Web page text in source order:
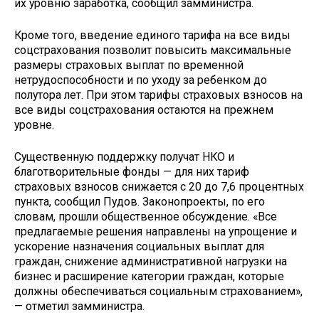
их уровню заработка, сообщил замминистра.
Кроме того, введение единого тарифа на все виды
соцстрахования позволит повысить максимальные
размеры страховых выплат по временной
нетрудоспособности и по уходу за ребенком до
полутора лет. При этом тарифы страховых взносов на
все виды соцстрахования остаются на прежнем
уровне.
Существенную поддержку получат НКО и
благотворительные фонды — для них тариф
страховых взносов снижается с 20 до 7,6 процентных
пункта, сообщил Пудов. Законопроекты, по его
словам, прошли общественное обсуждение. «Все
предлагаемые решения направлены на упрощение и
ускорение назначения социальных выплат для
граждан, снижение административной нагрузки на
бизнес и расширение категории граждан, которые
должны обеспечиваться социальным страхованием»,
— отметил замминистра.